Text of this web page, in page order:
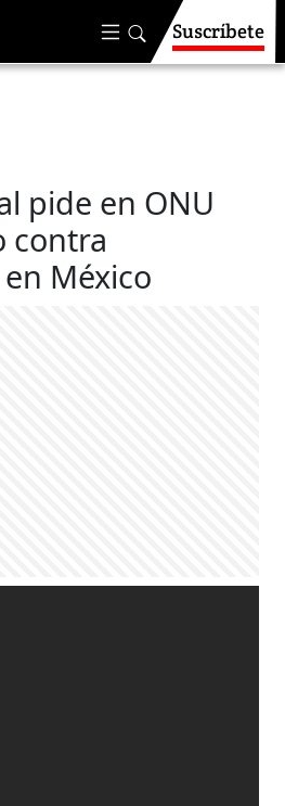
Suscríbete
pide en ONU
contra
México